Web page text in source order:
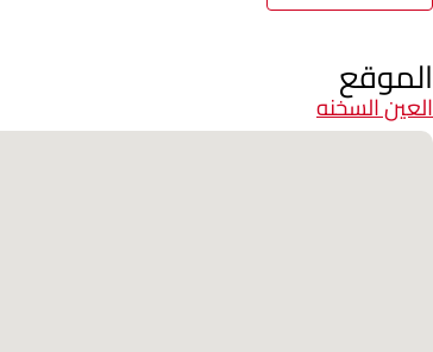
الموقع
العين السخنه